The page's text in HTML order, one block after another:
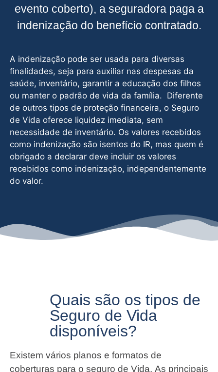
evento coberto), a seguradora paga a
indenização do benefício contratado.
A indenização pode ser usada para diversas
finalidades, seja para auxiliar nas despesas da
saúde, inventário, garantir a educação dos filhos
ou manter o padrão de vida da família. Diferente
de outros tipos de proteção financeira, o Seguro
de Vida oferece liquidez imediata, sem
necessidade de inventário. Os valores recebidos
como indenização são isentos do IR, mas quem é
obrigado a declarar deve incluir os valores
recebidos como indenização, independentemente
do valor.
Quais são os tipos de
Seguro de Vida
disponíveis?
Existem vários planos e formatos de
coberturas para o seguro de Vida. As principais